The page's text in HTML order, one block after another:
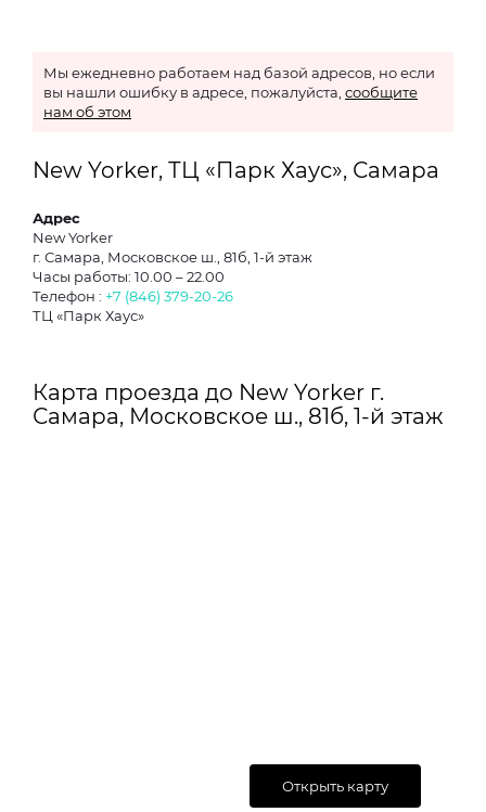
Мы ежедневно работаем над базой адресов, но если
вы нашли ошибку в адресе, пожалуйста, сообщите
нам об этом
New Yorker, ТЦ «Парк Хаус», Самара
Адрес
New Yorker
г. Самара, Московское ш., 81б, 1-й этаж
Часы работы: 10.00 – 22.00
Телефон : +7 (846) 379-20-26
ТЦ «Парк Хаус»
Карта проезда до New Yorker г.
Самара, Московское ш., 81б, 1-й этаж
Открыть карту